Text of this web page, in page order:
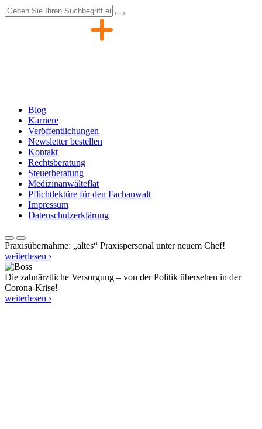
Zum
Inhalt
Blog
Karriere
Veröffentlichungen
Newsletter bestellen
Kontakt
Rechtsberatung
Steuerberatung
Medizinanwälteflat
Pflichtlektüre für den Fachanwalt
Impressum
Datenschutzerklärung
Praxisübernahme: „altes“ Praxispersonal unter neuem Chef!
weiterlesen ›
Die zahnärztliche Versorgung – von der Politik übersehen in der
Corona-Krise!
weiterlesen ›